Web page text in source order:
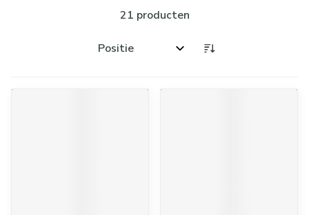
21 producten
Sorteer op: